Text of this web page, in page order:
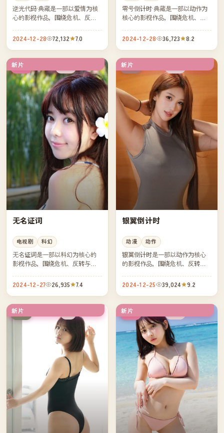
逆光代码·典藏是一部以爱情为核
心的影视作品，围绕危机、反转
凑，值得推荐观看。
2024-12-28 72,132 7.0
零号倒计时·典藏是一部以动作为
核心的影视作品，围绕危机、反
凑，值得推荐观看。
2024-12-28 36,723 8.2
新片
韩国
无名证词
电视剧 科幻
无名证词是一部以科幻为核心的
影视作品，围绕危机、反转与人
得推荐观看。
2024-12-27 26,935 7.4
新片
中国
银翼倒计时
动漫 动作
银翼倒计时是一部以动作为核心
的影视作品，围绕危机、反转与
值得推荐观看。
2024-12-25 39,024 9.2
新片
日本 新片
韩国